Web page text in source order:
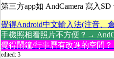
第三方app如 AndCamera 寫入
覺得Android中文輸入法(注音、
手機照相看照片不方便？→
覺得鬧鐘/行事曆有改進的空間
edited: 3